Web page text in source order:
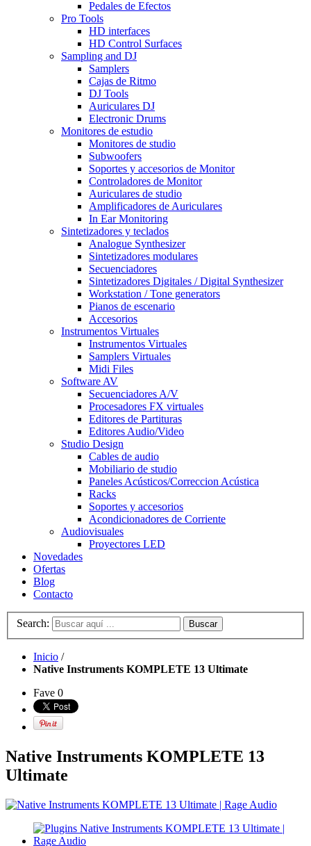
Pedales de Efectos
Pro Tools
HD interfaces
HD Control Surfaces
Sampling and DJ
Samplers
Cajas de Ritmo
DJ Tools
Auriculares DJ
Electronic Drums
Monitores de estudio
Monitores de studio
Subwoofers
Soportes y accesorios de Monitor
Controladores de Monitor
Auriculares de studio
Amplificadores de Auriculares
In Ear Monitoring
Sintetizadores y teclados
Analogue Synthesizer
Sintetizadores modulares
Secuenciadores
Sintetizadores Digitales / Digital Synthesizer
Workstation / Tone generators
Pianos de escenario
Accesorios
Instrumentos Virtuales
Instrumentos Virtuales
Samplers Virtuales
Midi Files
Software AV
Secuenciadores A/V
Procesadores FX virtuales
Editores de Partituras
Editores Audio/Video
Studio Design
Cables de audio
Mobiliario de studio
Paneles Acústicos/Correccion Acústica
Racks
Soportes y accesorios
Acondicionadores de Corriente
Audiovisuales
Proyectores LED
Novedades
Ofertas
Blog
Contacto
Search: Buscar
Inicio /
Native Instruments KOMPLETE 13 Ultimate
Fave 0
Native Instruments KOMPLETE 13
Ultimate